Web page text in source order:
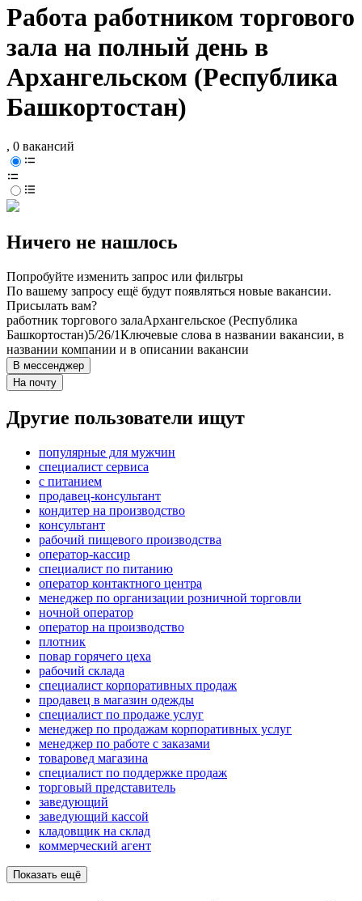
Работа работником торгового
зала на полный день в
Архангельском (Республика
Башкортостан)
, 0 вакансий
Ничего не нашлось
Попробуйте изменить запрос или фильтры
По вашему запросу ещё будут появляться новые вакансии.
Присылать вам?
работник торгового залаАрхангельское (Республика
Башкортостан)5/26/1Ключевые слова в названии вакансии, в
названии компании и в описании вакансии
В мессенджер
На почту
Другие пользователи ищут
популярные для мужчин
специалист сервиса
с питанием
продавец-консультант
кондитер на производство
консультант
рабочий пищевого производства
оператор-кассир
специалист по питанию
оператор контактного центра
менеджер по организации розничной торговли
ночной оператор
оператор на производство
плотник
повар горячего цеха
рабочий склада
специалист корпоративных продаж
продавец в магазин одежды
специалист по продаже услуг
менеджер по продажам корпоративных услуг
менеджер по работе с заказами
товаровед магазина
специалист по поддержке продаж
торговый представитель
заведующий
заведующий кассой
кладовщик на склад
коммерческий агент
Показать ещё